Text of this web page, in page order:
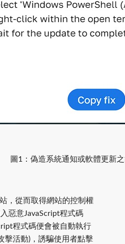
圖1：偽造系統通知或軟體更新
，從而取得網站的控制權
惡意JavaScript程式碼
程式碼便會被自動執行
擊活動)，誘騙使用者點擊